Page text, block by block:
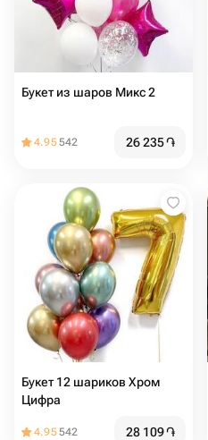
Букет из шаров Микс 2
4.95542 26 235֏
Букет 12 шариков Хром
Цифра
4.95542 28 109֏